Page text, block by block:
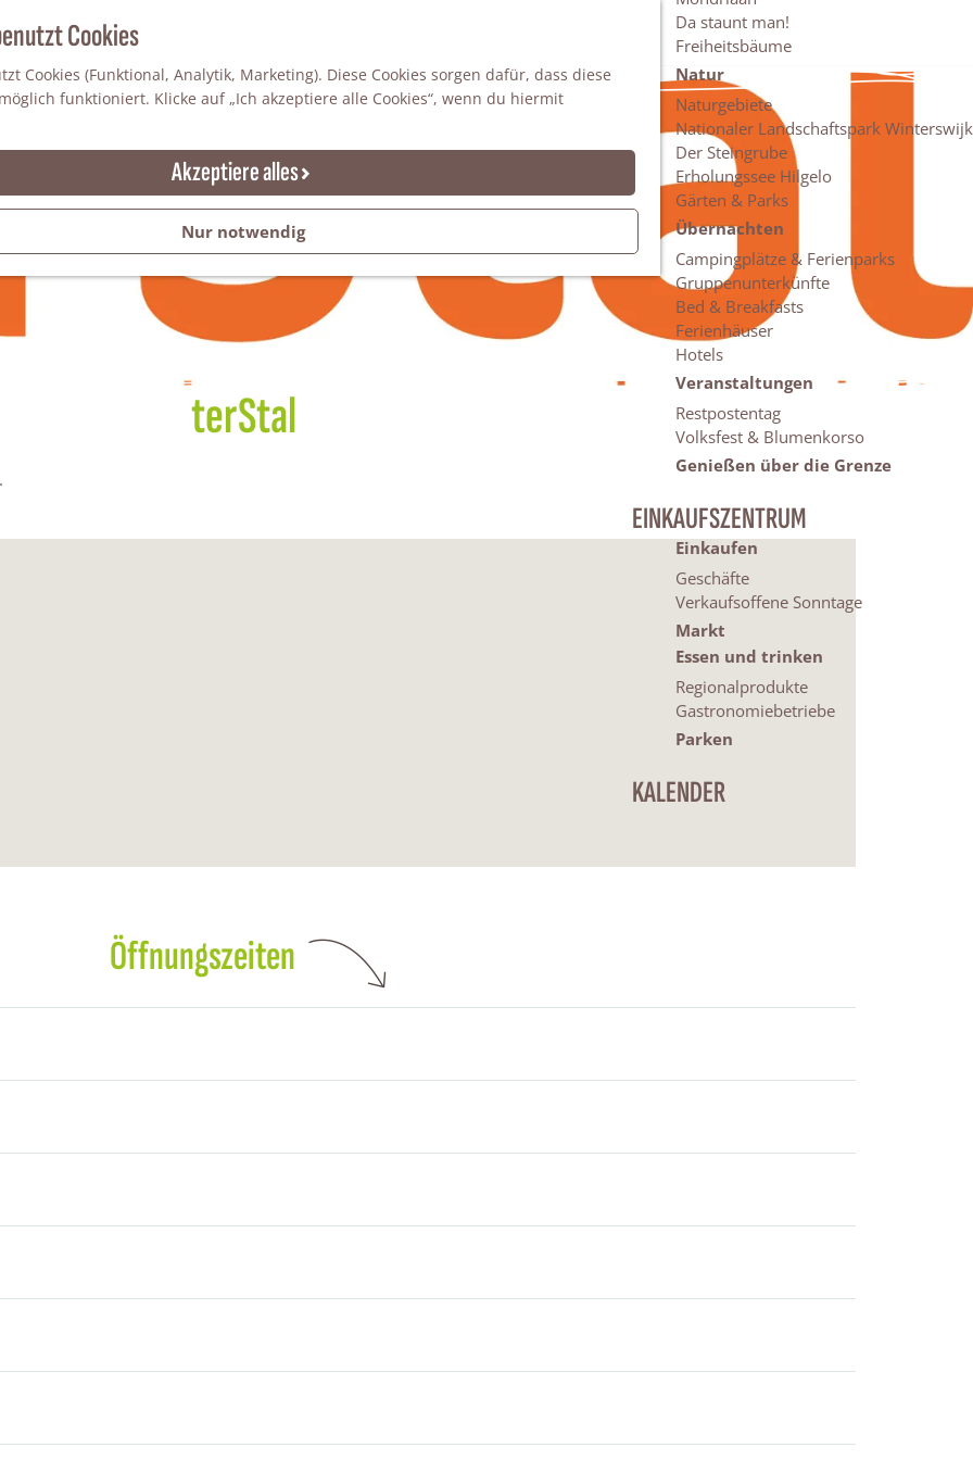
Cookies
Cookies (Funktional, Analytik, Marketing). Diese Cookies sorgen dafür, dass diese
funktioniert. Klicke auf „Ich akzeptiere alle Cookies“, wenn du hiermit
Akzeptiere alles
Nur notwendig
c
n
e
Da staunt man!
Freiheitsbäume
Natur
Naturgebiete
Nationaler Landschaftspark Winterswijk
Der Steingrube
Erholungssee Hilgelo
Gärten & Parks
Übernachten
Campingplätze & Ferienparks
Gruppenunterkünfte
Bed & Breakfasts
Ferienhäuser
Hotels
Veranstaltungen
Restpostentag
Volksfest & Blumenkorso
Genießen über die Grenze
EINKAUFSZENTRUM
Einkaufen
Geschäfte
Verkaufsoffene Sonntage
Markt
Essen und trinken
Regionalprodukte
Gastronomiebetriebe
Parken
KALENDER
terStal
Öffnungszeiten